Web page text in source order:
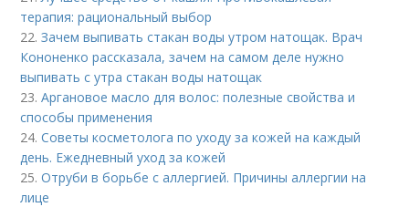
терапия: рациональный выбор
22.Зачем выпивать стакан воды утром натощак. Врач
Кононенко рассказала, зачем на самом деле нужно
выпивать с утра стакан воды натощак
23.Аргановое масло для волос: полезные свойства и
способы применения
24.Советы косметолога по уходу за кожей на каждый
день. Ежедневный уход за кожей
25.Отруби в борьбе с аллергией. Причины аллергии на
лице